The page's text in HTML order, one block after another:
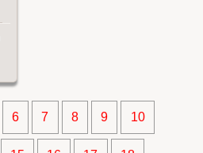
6 7 8 9 10